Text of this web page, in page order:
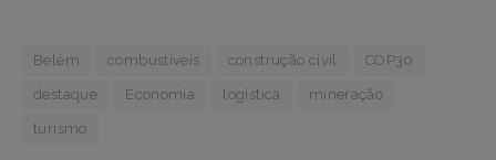
Belém combustíveis construção civil COP30
destaque Economia logística mineração
turismo